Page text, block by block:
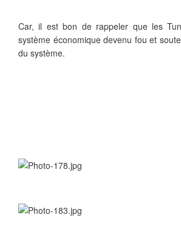
Car, il est bon de rappeler que les
système économique devenu fou et
du système.